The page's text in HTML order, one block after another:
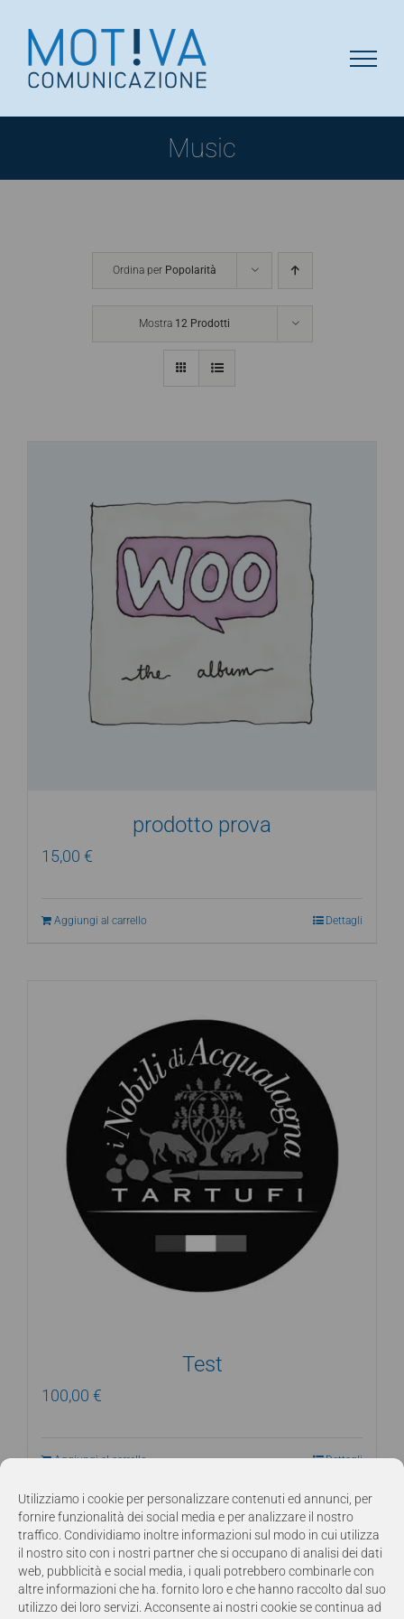
Utilizziamo i cookie per personalizzare contenuti ed annunci, per
fornire funzionalità dei social media e per analizzare il nostro
traffico. Condividiamo inoltre informazioni sul modo in cui utilizza
il nostro sito con i nostri partner che si occupano di analisi dei dati
web, pubblicità e social media, i quali potrebbero combinarle con
altre informazioni che ha. fornito loro e che hanno raccolto dal suo
utilizzo dei loro servizi. Acconsente ai nostri cookie se continua ad
contenuto
Music
Ordina per Popolarità
Mostra 12 Prodotti
prodotto prova
15,00 €
Aggiungi al carrello Dettagli
Test
100,00 €
Aggiungi al carrello Dettagli